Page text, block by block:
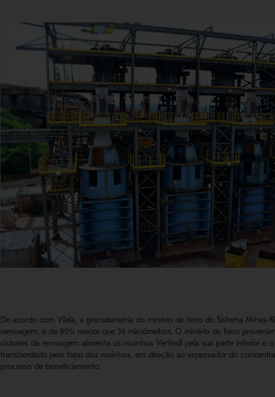
De acordo com Vilela, a granulometria do minério de ferro do Sistema Minas-
remoagem, é de 80% menor que 36 micrômetros. O minério de ferro
ciclones da remoagem alimenta os moinhos Vertimill pela sua parte inferior e
transbordado pelo topo dos moinhos, em direção ao espessador do
processo de beneficiamento.